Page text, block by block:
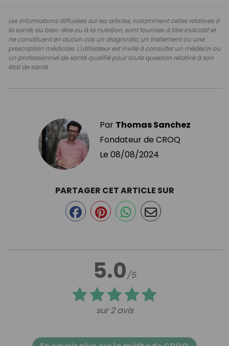
Les informations diffusées sur les articles, notamment celles relatives à
la santé, au bien-être ou à la nutrition, sont fournies à titre indicatif et
ne constituent en aucun cas un diagnostic, un traitement ou une
prescription médicale. L'utilisateur est invité à consulter un médecin ou
un professionnel de santé qualifié pour toute question relative à son
état de santé.
Par Thomas Sanchez
Fondateur de CROQ
Le 08/08/2024
5.0/5
sur 2 avis
PARTAGER CET ARTICLE SUR